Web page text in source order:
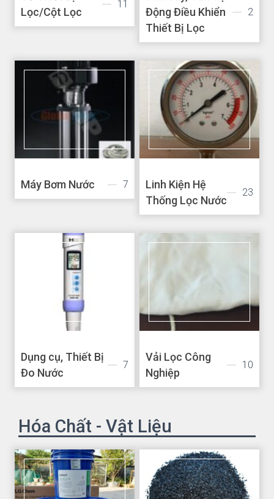
Lọc/Cột Lọc
11
Động Điều Khiển
Thiết Bị Lọc
2
Máy Bơm Nước 7
Linh Kiện Hệ
Thống Lọc Nước
23
Dụng cụ, Thiết Bị
Đo Nước
7
Vải Lọc Công
Nghiệp
10
Hóa Chất - Vật Liệu